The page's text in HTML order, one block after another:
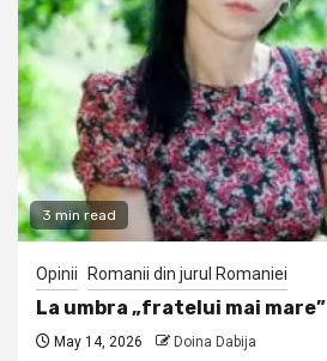
3 min read
Opinii Romanii din jurul Romaniei
La umbra „fratelui mai mare”
May 14, 2026 Doina Dabija